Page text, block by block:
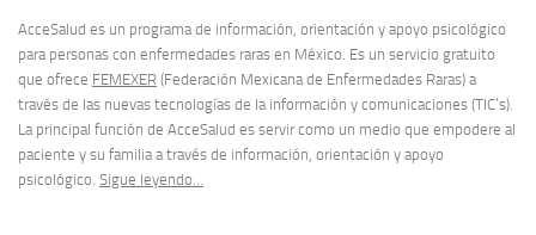
AcceSalud es un programa de información, orientación y apoyo psicológico
para personas con enfermedades raras en México. Es un servicio gratuito
que ofrece FEMEXER (Federación Mexicana de Enfermedades Raras) a
través de las nuevas tecnologías de la información y comunicaciones (TIC’s).
La principal función de AcceSalud es servir como un medio que empodere al
paciente y su familia a través de información, orientación y apoyo
psicológico. Sigue leyendo…